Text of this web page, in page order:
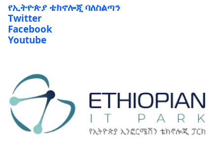
የኢትዮጵያ ቴክኖሎጂ ባለስልጣን
Twitter
Facebook
Youtube